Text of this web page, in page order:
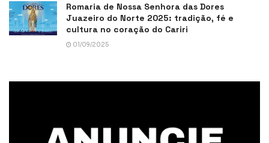
Romaria de Nossa Senhora das Dores
Juazeiro do Norte 2025: tradição, fé e
cultura no coração do Cariri
01/09/2025